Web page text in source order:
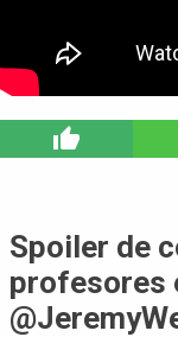
Spoiler de
profesores